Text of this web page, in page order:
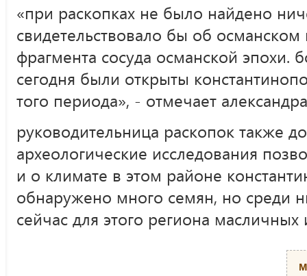
«при раскопках не было найдено
свидетельствовало бы об
фрагмента сосуда османской эпохи.
сегодня были открыты
того периода», - отмечает
руководительница раскопок также
археологические исследования
и о климате в этом районе
обнаружено много семян, но среди
сейчас для этого региона